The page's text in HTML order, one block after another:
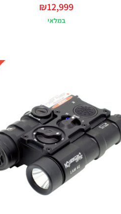
₪12,999
במלאי